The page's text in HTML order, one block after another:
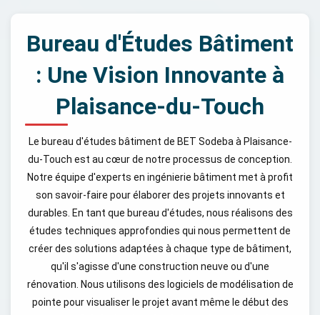
Bureau d'Études Bâtiment
: Une Vision Innovante à
Plaisance-du-Touch
Le bureau d'études bâtiment de BET Sodeba à Plaisance-
du-Touch est au cœur de notre processus de conception.
Notre équipe d'experts en ingénierie bâtiment met à profit
son savoir-faire pour élaborer des projets innovants et
durables. En tant que bureau d'études, nous réalisons des
études techniques approfondies qui nous permettent de
créer des solutions adaptées à chaque type de bâtiment,
qu'il s'agisse d'une construction neuve ou d'une
rénovation. Nous utilisons des logiciels de modélisation de
pointe pour visualiser le projet avant même le début des